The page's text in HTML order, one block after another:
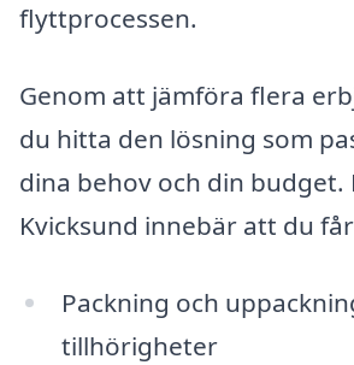
flyttprocessen.
Genom att jämföra flera
du hitta den lösning som
dina behov och din budget.
Kvicksund innebär att du
Packning och
tillhörigheter